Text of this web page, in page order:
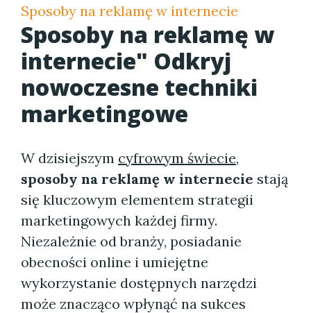
Sposoby na reklamę w internecie
Sposoby na reklamę w
internecie" Odkryj
nowoczesne techniki
marketingowe
W dzisiejszym cyfrowym świecie,
sposoby na reklamę w internecie stają
się kluczowym elementem strategii
marketingowych każdej firmy.
Niezależnie od branży, posiadanie
obecności online i umiejętne
wykorzystanie dostępnych narzędzi
może znacząco wpłynąć na sukces